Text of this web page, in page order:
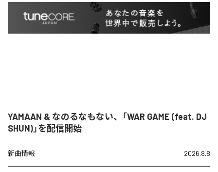
YAMAAN & なのるなもない、「WAR GAME (feat. DJ
SHUN)」を配信開始
新曲情報 2026.8.8